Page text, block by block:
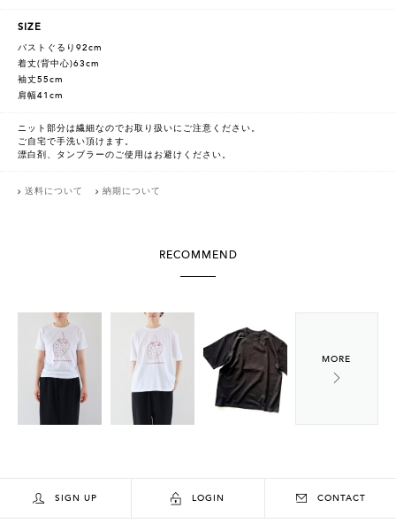
SIZE
バストぐるり92cm
着丈(背中心)63cm
袖丈55cm
肩幅41cm
ニット部分は繊細なのでお取り扱いにご注意ください。
ご自宅で手洗い頂けます。
漂白剤、タンブラーのご使用はお避けください。
送料について 納期について
RECOMMEND
SIGN UP LOGIN CONTACT